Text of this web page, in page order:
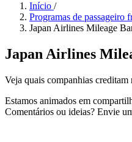
Início /
Programas de passageiro
Japan Airlines Mileage
Japan Airlines
Veja quais companhias creditam
Estamos animados em
Comentários ou ideias? Envie